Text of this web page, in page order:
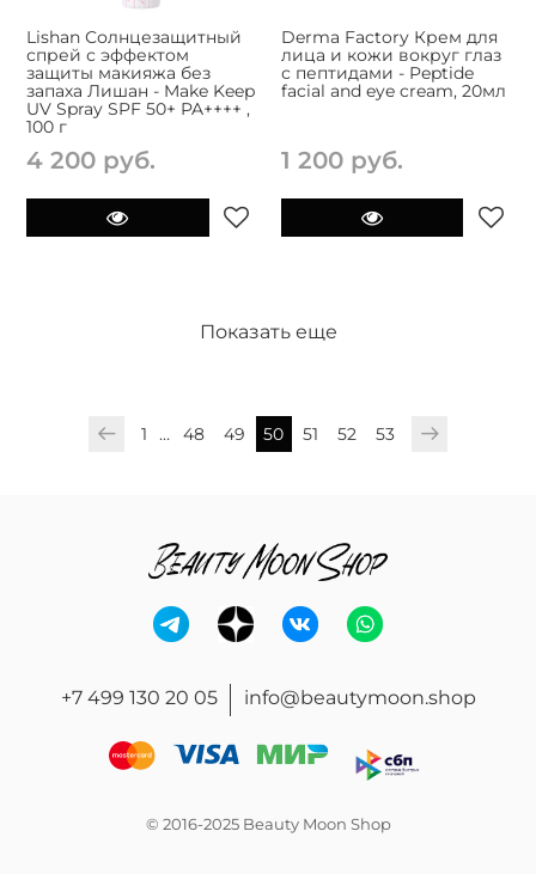
Lishan Солнцезащитный
спрей с эффектом
защиты макияжа без
запаха Лишан - Make Keep
UV Spray SPF 50+ PA++++ ,
100 г
4 200 руб.
Derma Factory Крем для
лица и кожи вокруг глаз
с пептидами - Peptide
facial and eye cream, 20мл
1 200 руб.
Показать еще
1 … 48 49 50 51 52 53
+7 499 130 20 05 info@beautymoon.shop
© 2016-2025 Beauty Moon Shop